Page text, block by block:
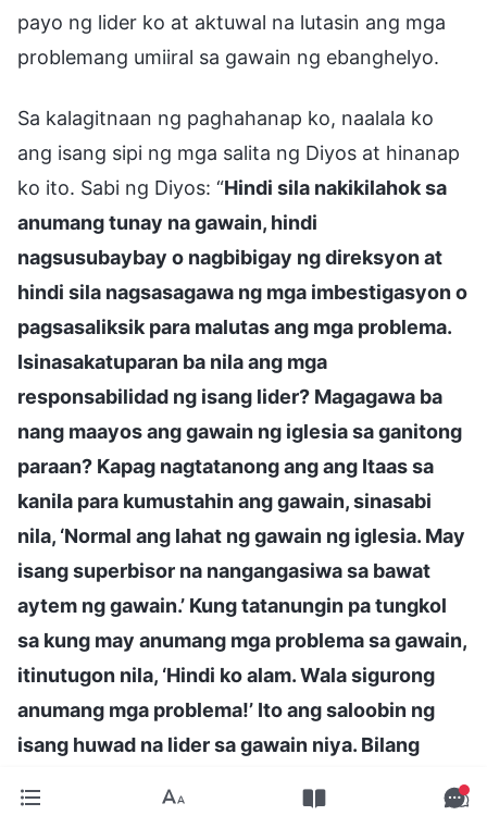
payo ng lider ko at aktuwal na lutasin ang mga
problemang umiiral sa gawain ng ebanghelyo.
Sa kalagitnaan ng paghahanap ko, naalala ko
ang isang sipi ng mga salita ng Diyos at hinanap
ko ito. Sabi ng Diyos: “Hindi sila nakikilahok sa
anumang tunay na gawain, hindi
nagsusubaybay o nagbibigay ng direksyon at
hindi sila nagsasagawa ng mga imbestigasyon o
pagsasaliksik para malutas ang mga problema.
Isinasakatuparan ba nila ang mga
responsabilidad ng isang lider? Magagawa ba
nang maayos ang gawain ng iglesia sa ganitong
paraan? Kapag nagtatanong ang ang Itaas sa
kanila para kumustahin ang gawain, sinasabi
nila, ‘Normal ang lahat ng gawain ng iglesia. May
isang superbisor na nangangasiwa sa bawat
aytem ng gawain.’ Kung tatanungin pa tungkol
sa kung may anumang mga problema sa gawain,
itinutugon nila, ‘Hindi ko alam. Wala sigurong
anumang mga problema!’ Ito ang saloobin ng
isang huwad na lider sa gawain niya. Bilang
pagiging iresponsable sa gawaing itinalaga sa